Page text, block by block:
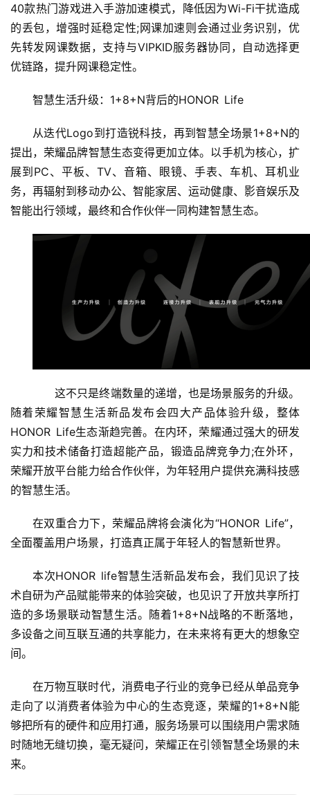
40款热门游戏进入手游加速模式，降低因为Wi-Fi干扰造成
的丢包，增强时延稳定性;网课加速则会通过业务识别，优
先转发网课数据，支持与VIPKID服务器协同，自动选择更
优链路，提升网课稳定性。
智慧生活升级：1+8+N背后的HONOR Life
从迭代Logo到打造锐科技，再到智慧全场景1+8+N的
提出，荣耀品牌智慧生态变得更加立体。以手机为核心，扩
展到PC、平板、TV、音箱、眼镜、手表、车机、耳机业
务，再辐射到移动办公、智能家居、运动健康、影音娱乐及
智能出行领域，最终和合作伙伴一同构建智慧生态。
这不只是终端数量的递增，也是场景服务的升级。
随着荣耀智慧生活新品发布会四大产品体验升级，整体
HONOR Life生态渐趋完善。在内环，荣耀通过强大的研发
实力和技术储备打造超能产品，锻造品牌竞争力;在外环，
荣耀开放平台能力给合作伙伴，为年轻用户提供充满科技感
的智慧生活。
在双重合力下，荣耀品牌将会演化为“HONOR Life”，
全面覆盖用户场景，打造真正属于年轻人的智慧新世界。
本次HONOR life智慧生活新品发布会，我们见识了技
术自研为产品赋能带来的体验突破，也见识了开放共享所打
造的多场景联动智慧生活。随着1+8+N战略的不断落地，
多设备之间互联互通的共享能力，在未来将有更大的想象空
间。
在万物互联时代，消费电子行业的竞争已经从单品竞争
走向了以消费者体验为中心的生态竞逐，荣耀的1+8+N能
够把所有的硬件和应用打通，服务场景可以围绕用户需求随
时随地无缝切换，毫无疑问，荣耀正在引领智慧全场景的未
来。